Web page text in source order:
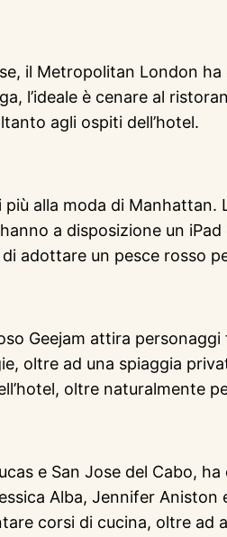
il Metropolitan London
l’ideale è cenare al
agli ospiti dell’hotel.
alla moda di Manhattan.
a disposizione un
adottare un pesce rosso
Geejam attira
oltre ad una spiaggia
oltre naturalmente
e San Jose del Cabo,
Alba, Jennifer Aniston
corsi di cucina, oltre ad